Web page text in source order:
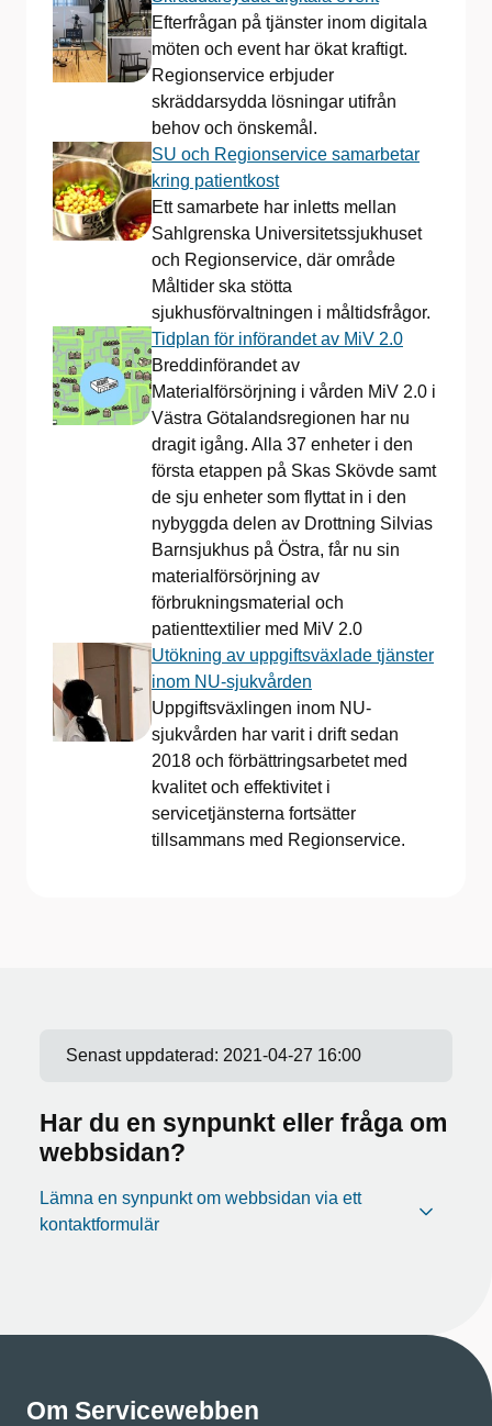
Efterfrågan på tjänster inom digitala
möten och event har ökat kraftigt.
Regionservice erbjuder
skräddarsydda lösningar utifrån
behov och önskemål.
SU och Regionservice samarbetar
kring patientkost
Ett samarbete har inletts mellan
Sahlgrenska Universitetssjukhuset
och Regionservice, där område
Måltider ska stötta
sjukhusförvaltningen i måltidsfrågor.
Tidplan för införandet av MiV 2.0
Breddinförandet av
Materialförsörjning i vården MiV 2.0 i
Västra Götalandsregionen har nu
dragit igång. Alla 37 enheter i den
första etappen på Skas Skövde samt
de sju enheter som flyttat in i den
nybyggda delen av Drottning Silvias
Barnsjukhus på Östra, får nu sin
materialförsörjning av
förbrukningsmaterial och
patienttextilier med MiV 2.0
Utökning av uppgiftsväxlade tjänster
inom NU-sjukvården
Uppgiftsväxlingen inom NU-
sjukvården har varit i drift sedan
2018 och förbättringsarbetet med
kvalitet och effektivitet i
servicetjänsterna fortsätter
tillsammans med Regionservice.
Senast uppdaterad: 2021-04-27 16:00
Har du en synpunkt eller fråga om
webbsidan?
Lämna en synpunkt om webbsidan via ett
kontaktformulär
Om Servicewebben